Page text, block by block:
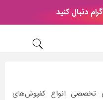
دنبال کنید
تخصصی انواع کفپوش‌های